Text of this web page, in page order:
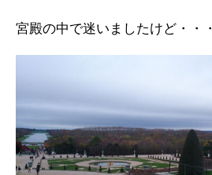
宮殿の中で迷いましたけど・・・